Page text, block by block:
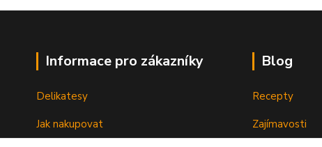
Informace pro zákazníky
Delikatesy
Jak nakupovat
Blog
Recepty
Zajímavosti